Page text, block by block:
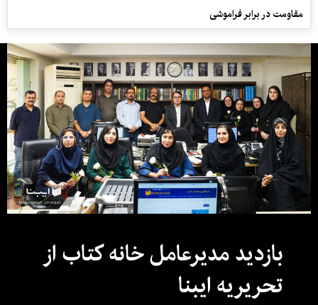
مقاومت در برابر فراموشی
بازدید مدیرعامل خانه کتاب از
تحریریه ایبنا